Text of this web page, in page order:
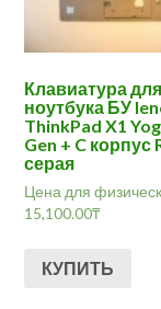
Клавиатура для
ноутбука БУ
ThinkPad X1
Gen + C корпус
серая
Цена для
15,100.00₸
КУПИТЬ